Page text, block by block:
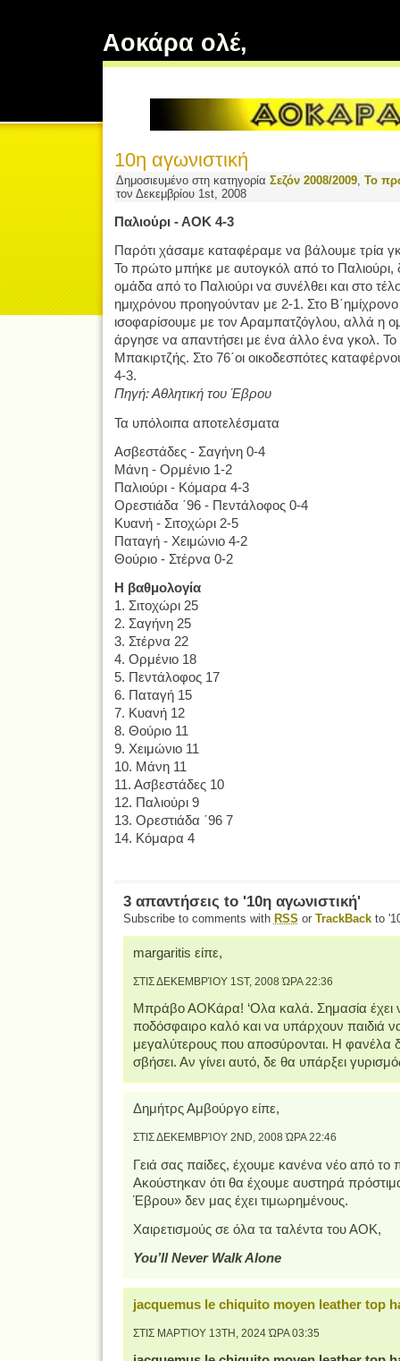
Αοκάρα ολέ,
10η αγωνιστική
Δημοσιευμένο στη κατηγορία Σεζόν 2008/2009, Το
τον Δεκεμβρίου 1st, 2008
Παλιούρι - ΑΟΚ 4-3
Παρότι χάσαμε καταφέραμε να βάλουμε τρία
Το πρώτο μπήκε με αυτογκόλ από το
ομάδα από το Παλιούρι να συνέλθει και στο
ημιχρόνου προηγούνταν με 2-1. Στο
ισοφαρίσουμε με τον Αραμπατζόγλου, αλλά η
άργησε να απαντήσει με ένα άλλο ένα γκολ. Το
Μπακιρτζής. Στο 76΄οι οικοδεσπότες
4-3.
Πηγή: Αθλητική του Έβρου
Τα υπόλοιπα αποτελέσματα
Ασβεστάδες - Σαγήνη 0-4
Μάνη - Ορμένιο 1-2
Παλιούρι - Κόμαρα 4-3
Ορεστιάδα ΄96 - Πεντάλοφος 0-4
Κυανή - Σιτοχώρι 2-5
Παταγή - Χειμώνιο 4-2
Θούριο - Στέρνα 0-2
Η βαθμολογία
1. Σιτοχώρι 25
2. Σαγήνη 25
3. Στέρνα 22
4. Ορμένιο 18
5. Πεντάλοφος 17
6. Παταγή 15
7. Κυανή 12
8. Θούριο 11
9. Χειμώνιο 11
10. Μάνη 11
11. Ασβεστάδες 10
12. Παλιούρι 9
13. Ορεστιάδα ΄96 7
14. Κόμαρα 4
3 απαντήσεις to '10η αγωνιστική'
Subscribe to comments with RSS or TrackBackto
margaritis είπε,
ΣΤΙΣ ΔΕΚΕΜΒΡΊΟΥ 1ST, 2008 ΏΡΑ 22:36
Μπράβο ΑΟΚάρα! ‘Ολα καλά. Σημασία έχει
ποδόσφαιρο καλό και να υπάρχουν παιδιά
μεγαλύτερους που αποσύρονται. Η φανέλα
σβήσει. Αν γίνει αυτό, δε θα υπάρξει
Δημήτρς Αμβούργο είπε,
ΣΤΙΣ ΔΕΚΕΜΒΡΊΟΥ 2ND, 2008 ΏΡΑ 22:46
Γειά σας παίδες, έχουμε κανένα νέο από το
Ακούστηκαν ότι θα έχουμε αυστηρά
Έβρου» δεν μας έχει τιμωρημένους.
Χαιρετισμούς σε όλα τα ταλέντα του ΑΟΚ,
You’ll Never Walk Alone
jacquemus le chiquito moyen leather top
ΣΤΙΣ ΜΑΡΤΊΟΥ 13TH, 2024 ΏΡΑ 03:35